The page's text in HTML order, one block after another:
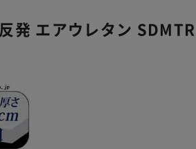
発 エアウレタン